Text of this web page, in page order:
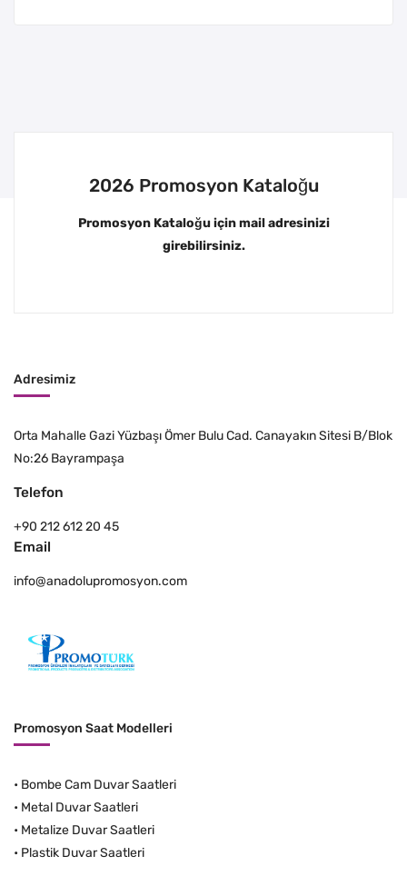
2026 Promosyon Kataloğu
Promosyon Kataloğu için mail adresinizi
girebilirsiniz.
Adresimiz
Orta Mahalle Gazi Yüzbaşı Ömer Bulu Cad. Canayakın Sitesi B/Blok
No:26 Bayrampaşa
Telefon
+90 212 612 20 45
Email
info@anadolupromosyon.com
Promosyon Saat Modelleri
• Bombe Cam Duvar Saatleri
• Metal Duvar Saatleri
• Metalize Duvar Saatleri
• Plastik Duvar Saatleri